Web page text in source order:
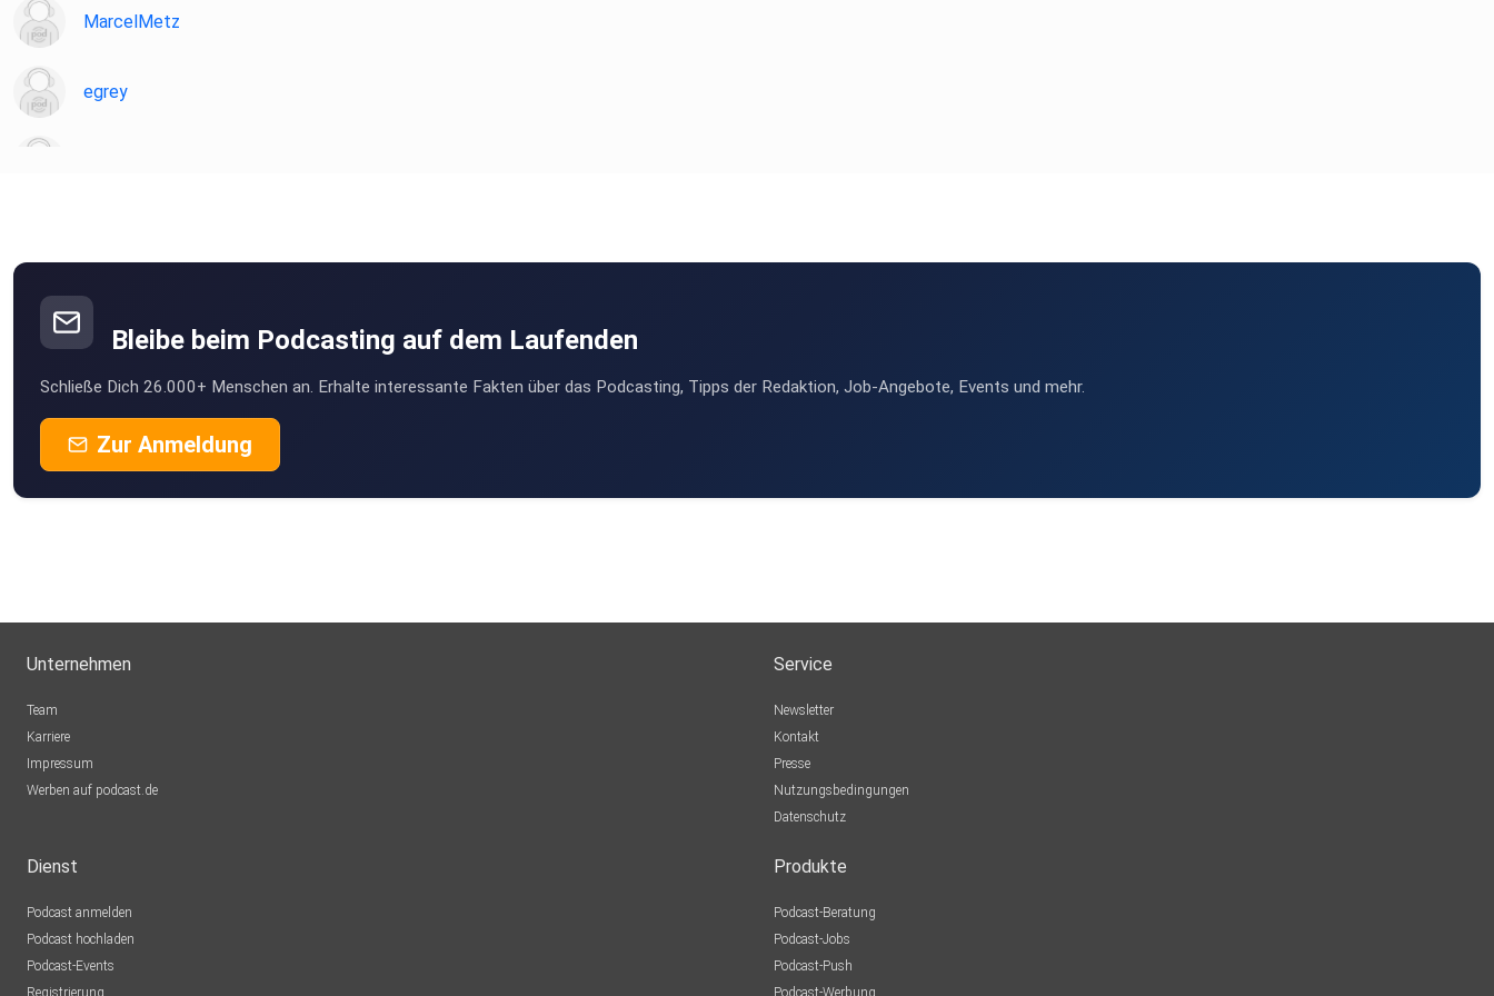
MarcelMetz
egrey
DetlefHans
Bleibe beim Podcasting auf dem Laufenden
Schließe Dich 26.000+ Menschen an. Erhalte interessante Fakten über das Podcasting, Tipps der Redaktion, Job-Angebote, Events und mehr.
Zur Anmeldung
Unternehmen
Team
Karriere
Impressum
Werben auf podcast.de
Service
Newsletter
Kontakt
Presse
Nutzungsbedingungen
Datenschutz
Dienst
Podcast anmelden
Podcast hochladen
Podcast-Events
Registrierung
Produkte
Podcast-Beratung
Podcast-Jobs
Podcast-Push
Podcast-Werbung